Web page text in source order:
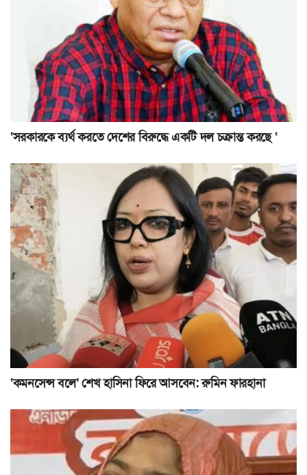
‘সরকারকে ব্যর্থ করতে দেশের বিরুদ্ধে একটি দল চক্রান্ত করছে ‘
‘কমনসেন্স বলে’ শেখ হাসিনা ফিরে আসবেন: রুমিন ফারহানা